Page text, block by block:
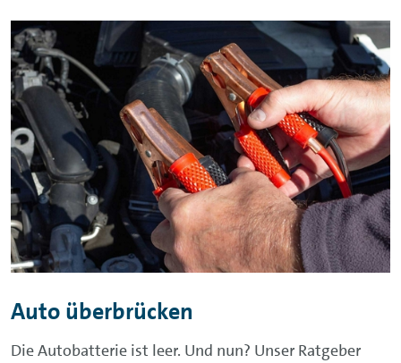
Auto überbrücken
Die Autobatterie ist leer. Und nun? Unser Ratgeber